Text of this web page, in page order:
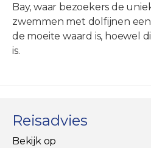
Bay, waar bezoekers de
zwemmen met dolfijnen
de moeite waard is, hoewel
is.
Reisadvies
Bekijk op